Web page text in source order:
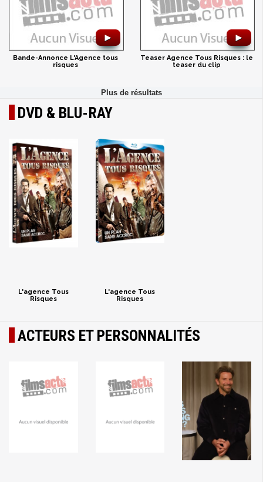
►
Bande-Annonce L'Agence tous
risques
►
Teaser Agence Tous Risques : le
teaser du clip
DVD & BLU-RAY
L'agence Tous
Risques
L'agence Tous
Risques
ACTEURS ET PERSONNALITÉS